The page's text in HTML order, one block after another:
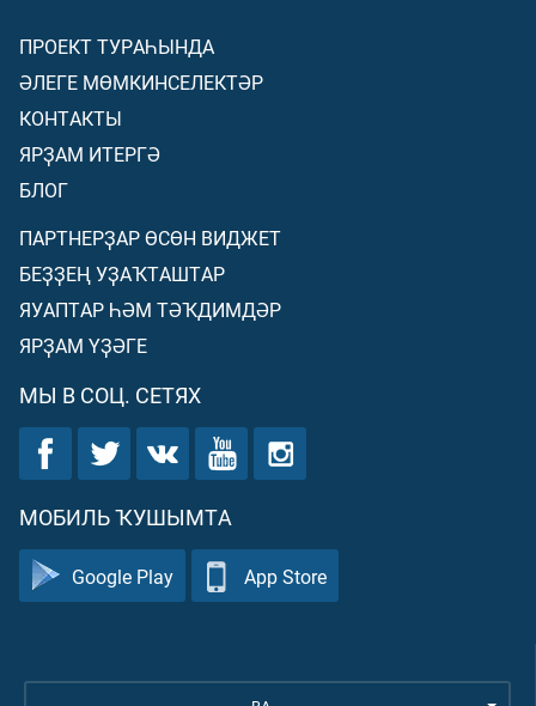
ПРОЕКТ ТУРАҺЫНДА
ӘЛЕГЕ МӨМКИНСЕЛЕКТӘР
КОНТАКТЫ
ЯРҘАМ ИТЕРГӘ
БЛОГ
ПАРТНЕРҘАР ӨСӨН ВИДЖЕТ
БЕҘҘЕҢ УҘАҠТАШТАР
ЯУАПТАР ҺӘМ ТӘҠДИМДӘР
ЯРҘАМ ҮҘӘГЕ
МЫ В СОЦ. СЕТЯХ
МОБИЛЬ ҠУШЫМТА
Google Play App Store